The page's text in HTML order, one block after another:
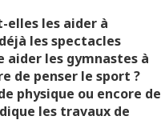
elles les aider à
les spectacles
les gymnastes à
de penser le sport ?
physique ou encore de
les travaux de